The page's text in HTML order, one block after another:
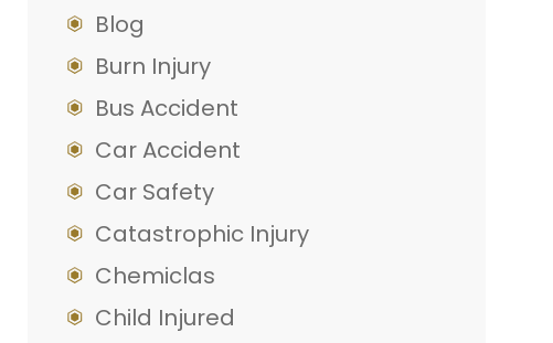
Blog
Burn Injury
Bus Accident
Car Accident
Car Safety
Catastrophic Injury
Chemiclas
Child Injured